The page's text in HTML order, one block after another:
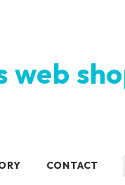
web
CONTACT